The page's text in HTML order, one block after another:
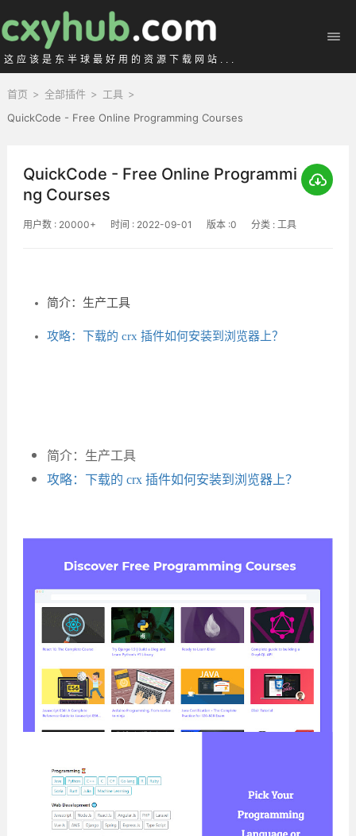
这应该是东半球最好用的资源下载网站...
首页 > 全部插件 > 工具 >
QuickCode - Free Online Programming Courses
QuickCode - Free Online Programmi
ng Courses
用户数 : 20000+ 时间 : 2022-09-01 版本 :0 分类 : 工具
简介：生产工具
攻略：下载的 crx 插件如何安装到浏览器上？
简介：生产工具
攻略：下载的 crx 插件如何安装到浏览器上？